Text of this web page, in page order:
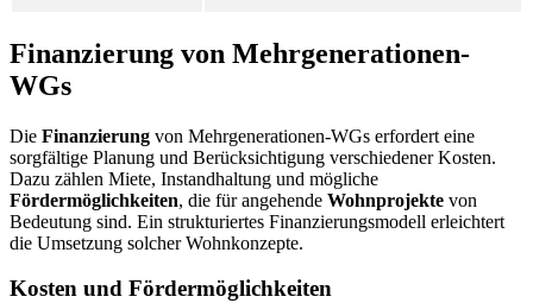
Finanzierung von Mehrgenerationen-
WGs
Die Finanzierung von Mehrgenerationen-WGs erfordert eine
sorgfältige Planung und Berücksichtigung verschiedener Kosten.
Dazu zählen Miete, Instandhaltung und mögliche
Fördermöglichkeiten, die für angehende Wohnprojekte von
Bedeutung sind. Ein strukturiertes Finanzierungsmodell erleichtert
die Umsetzung solcher Wohnkonzepte.
Kosten und Fördermöglichkeiten